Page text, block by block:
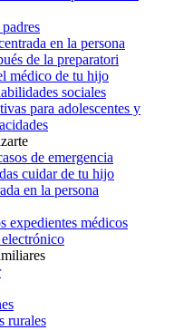
en la persona
de la preparatori
médico de tu hijo
sociales
para adolescentes y
de emergencia
cuidar de tu hijo
en la persona
expedientes médicos
rurales